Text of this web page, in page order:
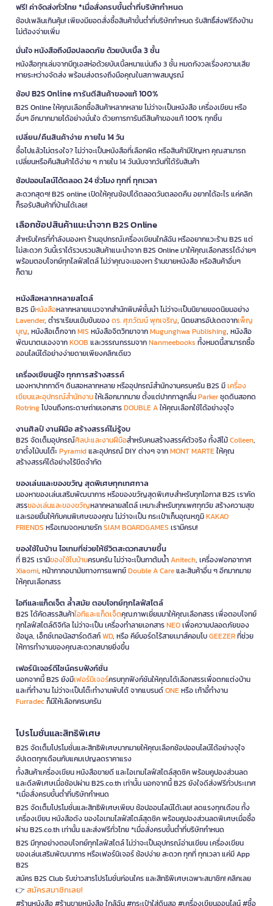
ฟรี! ค่าจัดส่งทั่วไทย *เมื่อสั่งครบขั้นต่ำที่บริษัทกำหนด
ช้อปเพลินเกินคุ้ม! เพียงมียอดสั่งซื้อสินค้าขั้นต่ำที่บริษัทกำหนด รับสิทธิ์ส่งฟรีถึงบ้าน
ไม่ต้องจ่ายเพิ่ม
มั่นใจ หนังสือถึงมือปลอดภัย ด้วยบับเบิ้ล 3 ชั้น
หนังสือทุกเล่มจากบีทูเอสห่อด้วยบับเบิ้ลหนาแน่นถึง 3 ชั้น หมดกังวลเรื่องความเสีย
หายระหว่างจัดส่ง พร้อมส่งตรงถึงมือคุณในสภาพสมบูรณ์
ช้อป B2S Online การันตีสินค้าของแท้ 100%
B2S Online ให้คุณเลือกซื้อสินค้าหลากหลาย ไม่ว่าจะเป็นหนังสือ เครื่องเขียน หรือ
อื่นๆ อีกมากมายได้อย่างมั่นใจ ด้วยการการันตีสินค้าของแท้ 100% ทุกชิ้น
เปลี่ยน/คืนสินค้าง่าย ภายใน 14 วัน
ซื้อไปแล้วไม่ตรงใจ? ไม่ว่าจะเป็นหนังสือที่เลือกผิด หรือสินค้ามีปัญหา คุณสามารถ
เปลี่ยนหรือคืนสินค้าได้ง่าย ๆ ภายใน 14 วันนับจากวันที่ได้รับสินค้า
ช้อปออนไลน์ได้ตลอด 24 ชั่วโมง ทุกที่ ทุกเวลา
สะดวกสุดๆ! B2S online เปิดให้คุณช้อปได้ตลอดวันตลอดคืน อยากได้อะไร แค่คลิก
ก็รอรับสินค้าที่บ้านได้เลย!
เลือกช้อปสินค้าแนะนำจาก B2S Online
สำหรับใครที่กำลังมองหา ร้านอุปกรณ์เครื่องเขียนใกล้ฉัน หรืออยากแวะร้าน B2S แต่
ไม่สะดวก วันนี้เราได้รวบรวมสินค้าแนะนำจาก B2S Online มาให้คุณเลือกสรรได้ง่ายๆ
พร้อมตอบโจทย์ทุกไลฟ์สไตล์ ไม่ว่าคุณจะมองหา ร้านขายหนังสือ หรือสินค้าอื่นๆ
ก็ตาม
หนังสือหลากหลายสไตล์
B2S มีหนังสือหลากหลายแนวจากสำนักพิมพ์ชั้นนำ ไม่ว่าจะเป็นนิยายยอดนิยมอย่าง
Lavender, ตำราเรียนเข้มข้นของดร. ศุภวัฒน์ พุกเจริญ, นิตยสารอัปเดตจากเพ็ญ
บุญ, หนังสือเด็กจากMIS หนังสือจิตวิทยาจากMugunghwa Publishing, หนังสือ
พัฒนาตนเองจากKOOB และวรรณกรรมจากNanmeebooks ทั้งหมดนี้สามารถซื้อ
ออนไลน์ได้อย่างง่ายดายเพียงคลิกเดียว
เครื่องเขียนคู่ใจ ทุกการสร้างสรรค์
มองหาปากกาดีๆ ดินสอหลากหลาย หรืออุปกรณ์สำนักงานครบครัน B2S มีเครื่อง
เขียนและอุปกรณ์สำนักงานให้เลือกมากมาย ตั้งแต่ปากกาลูกลื่นParkerชุดดินสอกด
Rotringไปจนถึงกระดาษถ่ายเอกสารDOUBLE Aให้คุณเลือกใช้ได้อย่างจุใจ
งานศิลป์ งานฝีมือ สร้างสรรค์ไม่รู้จบ
B2S จัดเต็มอุปกรณ์ศิลปะและงานฝีมือสำหรับคนสร้างสรรค์ตัวจริง ทั้งสีไม้Colleen,
ขาตั้งไม้บนโต๊ะPyramidและอุปกรณ์ DIY ต่างๆ จากMONT MARTEให้คุณ
สร้างสรรค์ได้อย่างไร้ขีดจำกัด
ของเล่นและของขวัญ สุดพิเศษทุกเทศกาล
มองหาของเล่นเสริมพัฒนาการ หรือของขวัญสุดพิเศษสำหรับทุกโอกาส B2S เราคัด
สรรของเล่นและของขวัญหลากหลายสไตล์ เหมาะสำหรับทุกเพศทุกวัย สร้างความสุข
และรอยยิ้มให้กับคนพิเศษของคุณ ไม่ว่าจะเป็น กระเป๋าเก็บอุณหภูมิKAKAO
FRIENDS หรือเกมจดหมายรักSIAM BOARDGAMES เรามีครบ!
ของใช้ในบ้าน ไอเทมที่ช่วยให้ชีวิตสะดวกสบายขึ้น
ที่ B2S เรามีของใช้ในบ้านครบครัน ไม่ว่าจะเป็นกาต้มน้ำAnitech, เครื่องฟอกอากาศ
Xiaomi, หน้ากากอนามัยทางการแพทย์Double A Careและสินค้าอื่น ๆ อีกมากมาย
ให้คุณเลือกสรร
ไอทีและแก็ดเจ็ต ล้ำสมัย ตอบโจทย์ทุกไลฟ์สไตล์
B2S ได้คัดสรรสินค้าไอทีและแก็ดเจ็ตคุณภาพเยี่ยมมาให้คุณเลือกสรร เพื่อตอบโจทย์
ทุกไลฟ์สไตล์ดิจิทัล ไม่ว่าจะเป็น เครื่องทำลายเอกสารNEOเพื่อความปลอดภัยของ
ข้อมูล, เอ็กซ์เทอนัลฮาร์ดดิสก์WD, หรือ คีย์บอร์ดไร้สายเมาส์คอมโบGEEZERที่ช่วย
ให้การทำงานของคุณสะดวกสบายยิ่งขึ้น
เฟอร์นิเจอร์ดีไซน์ครบฟังก์ชั่น
นอกจากนี้ B2S ยังมีเฟอร์นิเจอร์ครบทุกฟังก์ชันให้คุณได้เลือกสรรเพื่อตกแต่งบ้าน
และที่ทำงาน ไม่ว่าจะเป็นโต๊ะทำงานพับได้ จากแบรนด์ONEหรือ เก้าอี้ทำงาน
Furradecก็มีให้เลือกครบครัน
โปรโมชั่นและสิทธิพิเศษ
B2S จัดเต็มโปรโมชั่นและสิทธิพิเศษมากมายให้คุณเลือกช้อปออนไลน์ได้อย่างจุใจ
อัปเดตทุกเดือนกับแคมเปญลดราคาแรง
ทั้งสินค้าเครื่องเขียน หนังสือขายดี และไอเทมไลฟ์สไตล์สุดชิค พร้อมคูปองส่วนลด
และดีลพิเศษเมื่อช้อปผ่าน B2S.co.th เท่านั้น นอกจากนี้ B2S ยังใจดีส่งฟรีทั่วประเทศ
*เมื่อสั่งครบขั้นต่ำที่บริษัทกำหนด
B2S จัดเต็มโปรโมชั่นและสิทธิพิเศษเพียบ ช้อปออนไลน์ได้เลย! ลดแรงทุกเดือน ทั้ง
เครื่องเขียน หนังสือดัง ของไอเทมไลฟ์สไตล์สุดชิค พร้อมคูปองส่วนลดพิเศษเมื่อซื้อ
ผ่าน B2S.co.th เท่านั้น และส่งฟรีทั่วไทย *เมื่อสั่งครบขั้นต่ำที่บริษัทกำหนด
B2S มีทุกอย่างตอบโจทย์ทุกไลฟ์สไตล์ ไม่ว่าจะเป็นอุปกรณ์อ่านเขียน เครื่องเขียน
ของเล่นเสริมพัฒนาการ หรือเฟอร์นิเจอร์ ช้อปง่าย สะดวก ทุกที่ ทุกเวลา แค่มี App
B2S
สมัคร B2S Club รับข่าวสารโปรโมชั่นก่อนใคร และสิทธิพิเศษเฉพาะสมาชิก! คลิกเลย
👉 สมัครสมาชิกเลย!
#ร้านหนังสือ #ร้านขายหนังสือ ใกล้ฉัน #กระเป๋าใส่ดินสอ #เครื่องเขียนออนไลน์ #ซื้อ